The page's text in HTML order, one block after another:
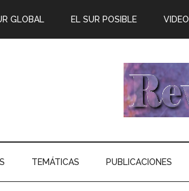
GLOBAL EL SUR POSIBLE VIDEO
TEMÁTICAS PUBLICACIONES